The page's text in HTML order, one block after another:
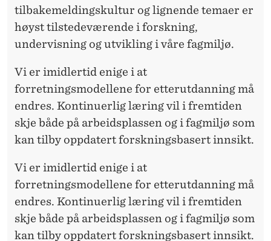
tilbakemeldingskultur og lignende temaer er
høyst tilstedeværende i forskning,
undervisning og utvikling i våre fagmiljø.
Vi er imidlertid enige i at
forretningsmodellene for etterutdanning må
endres. Kontinuerlig læring vil i fremtiden
skje både på arbeidsplassen og i fagmiljø som
kan tilby oppdatert forskningsbasert innsikt.
Vi er imidlertid enige i at
forretningsmodellene for etterutdanning må
endres. Kontinuerlig læring vil i fremtiden
skje både på arbeidsplassen og i fagmiljø som
kan tilby oppdatert forskningsbasert innsikt.